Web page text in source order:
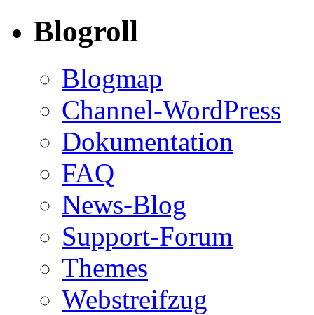
Blogroll
Blogmap
Channel-WordPress
Dokumentation
FAQ
News-Blog
Support-Forum
Themes
Webstreifzug